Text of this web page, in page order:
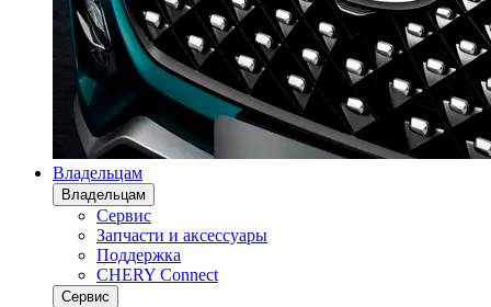
Владельцам
Владельцам
Сервис
Запчасти и аксессуары
Поддержка
CHERY Connect
Сервис